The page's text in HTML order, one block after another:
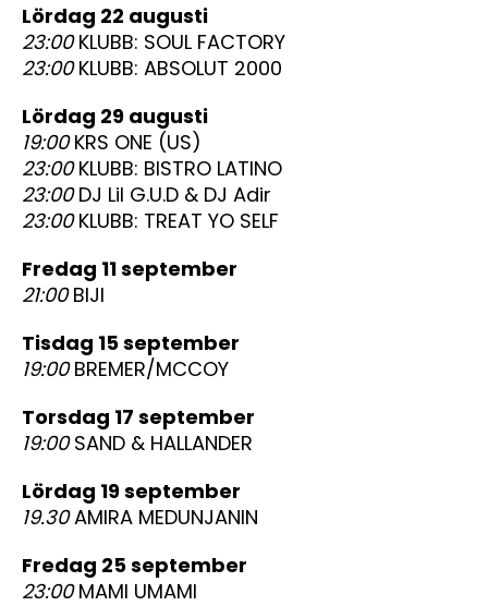
lördag 22 augusti
23:00KLUBB: SOUL FACTORY
23:00KLUBB: ABSOLUT 2000
lördag 29 augusti
19:00KRS ONE (US)
23:00KLUBB: BISTRO LATINO
23:00DJ Lil G.U.D & DJ Adir
23:00KLUBB: TREAT YO SELF
fredag 11 september
21:00BIJI
tisdag 15 september
19:00BREMER/MCCOY
torsdag 17 september
19:00SAND & HALLANDER
lördag 19 september
19.30AMIRA MEDUNJANIN
fredag 25 september
23:00MAMI UMAMI